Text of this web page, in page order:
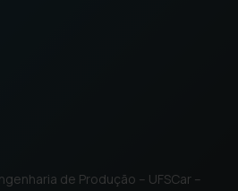
de Produção – UFSCar –